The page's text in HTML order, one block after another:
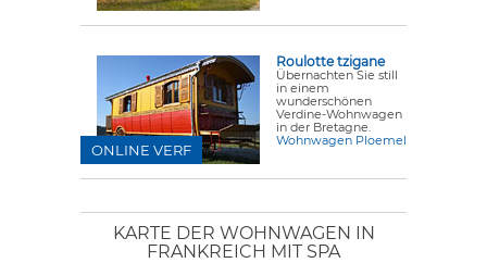
Roulotte tzigane
Übernachten Sie still
in einem
wunderschönen
Verdine-Wohnwagen
in der Bretagne.
Wohnwagen Ploemel
ONLINE VERF
KARTE DER WOHNWAGEN IN
FRANKREICH MIT SPA